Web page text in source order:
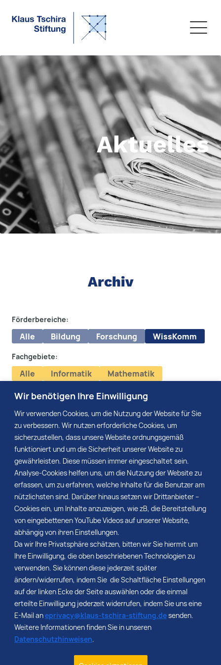
Wir benötigen Ihre Einwilligung
Wir verwenden Cookies, um die Nutzung der Website für Sie
zu verbessern. Wir nutzen erforderliche Cookies, um
sicherzustellen, dass unsere Website ordnungsgemäß
funktioniert und um die Sicherheit unserer Website zu
gewährleisten. Diese müssen immer eingeschaltet sein.
Analyse-Cookies helfen uns, um die Nutzung der Website zu
erfassen, um zu erfahren, welche Inhalte für die Benutzer am
nützlichsten sind. Darüber hinaus setzen wir Drittanbieter –
Cookies ein, um Inhalte anzuzeigen, wie zB, die Bereitstellung
von eingebettenen YouTube Videos auf unserer Website,
abhängig von ihren Einstellungen.
Da wir Ihre Privatsphäre schätzen, bitten wir Sie hiermit um
Ihre Einwilligung, die oben beschriebenen Technologien zu
verwenden. Sie können diese jederzeit später
ändern/widerrufen, indem Sie die Schaltfläche Einstellungen
auf der linken Ecke der Seite auswählen oder die einmal
erteilte Einwilligung jederzeit widerrufen, indem Sie uns eine
E-Mail aneprivacy@klaus-tschira-stiftung.desenden.
Weitere Informationen finden Sie in unseren
Datenschutzhinweisen.
Aktuelles
Archiv
Förderbereiche:
Alle Bildung Forschung WissKomm
Fachgebiete:
Alle Informatik
Mathematik
Media:
Keine Einträge vorhanden.
Klaus Tschira Stiftung gGmbH
Schloss-Wolfsbrunnenweg 33
Kontakt
Stellenangebote
Impressum
Datenschutz
Barrierefreiheit